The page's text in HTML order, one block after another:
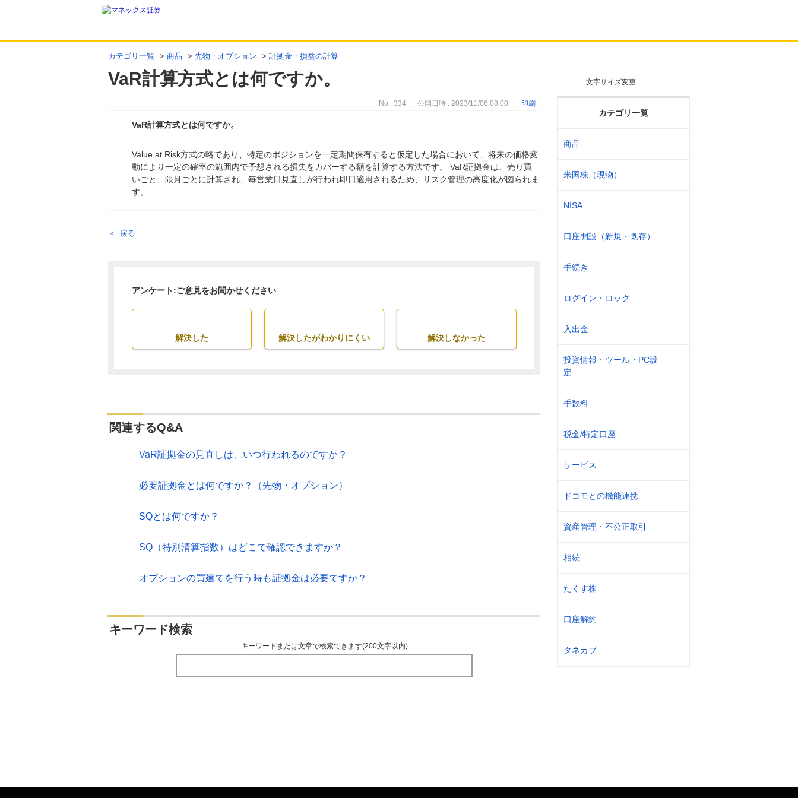
カテゴリ一覧 > 商品 > 先物・オプション > 証拠金・損益の計算
VaR計算方式とは何ですか。 文字サイズ変更
カテゴリ一覧
商品
米国株（現物）
NISA
口座開設（新規・既存）
手続き
ログイン・ロック
入出金
投資情報・ツール・PC設
定
手数料
税金/特定口座
サービス
ドコモとの機能連携
資産管理・不公正取引
相続
たくす株
口座解約
タネカブ
No : 334 公開日時 : 2023/11/06 08:00 印刷
VaR計算方式とは何ですか。
回答
Value at Risk方式の略であり、特定のポジションを一定期間保有すると仮定した場合において、将来の価格変
動により一定の確率の範囲内で予想される損失をカバーする額を計算する方法です。 VaR証拠金は、売り買
いごと、限月ごとに計算され、毎営業日見直しが行われ即日適用されるため、リスク管理の高度化が図られま
す。
戻る
アンケート:ご意見をお聞かせください
解決した 解決したがわかりにくい 解決しなかった
関連するQ&A
VaR証拠金の見直しは、いつ行われるのですか？
必要証拠金とは何ですか？（先物・オプション）
SQとは何ですか？
SQ（特別清算指数）はどこで確認できますか？
オプションの買建てを行う時も証拠金は必要ですか？
キーワード検索
キーワードまたは文章で検索できます(200文字以内)